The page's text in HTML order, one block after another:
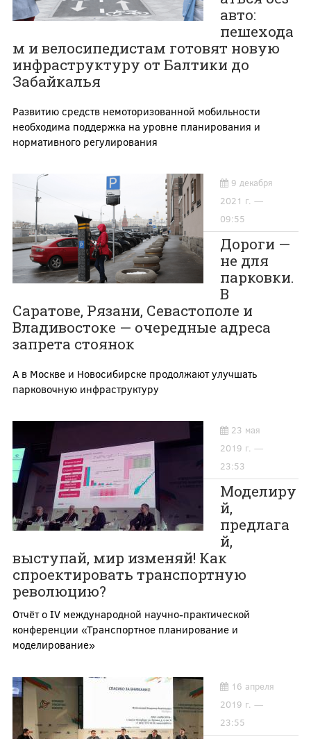
авто:
пешехода
м и велосипедистам готовят новую
инфраструктуру от Балтики до
Забайкалья
Развитию средств немоторизованной мобильности
необходима поддержка на уровне планирования и
нормативного регулирования
9 декабря
2021 г. —
09:55
Дороги —
не для
парковки.
В
Саратове, Рязани, Севастополе и
Владивостоке — очередные адреса
запрета стоянок
А в Москве и Новосибирске продолжают улучшать
парковочную инфраструктуру
23 мая
2019 г. —
23:53
Моделиру
й,
предлага
й,
выступай, мир изменяй! Как
спроектировать транспортную
революцию?
Отчёт о IV международной научно-практической
конференции «Транспортное планирование и
моделирование»
16 апреля
2019 г. —
23:55